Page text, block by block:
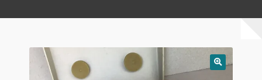
Blog
Contact